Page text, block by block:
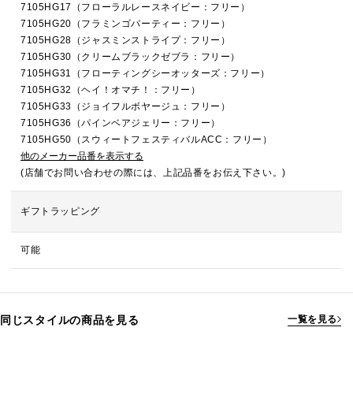
7105HG17（フローラルレースネイビー：フリー）
7105HG20（フラミンゴパーティー：フリー）
7105HG28（ジャスミンストライプ：フリー）
7105HG30（クリームブラックゼブラ：フリー）
7105HG31（フローティングシーオッターズ：フリー）
7105HG32（ヘイ！オマチ！：フリー）
7105HG33（ジョイフルボヤージュ：フリー）
7105HG36（パインベアジェリー：フリー）
7105HG50（スウィートフェスティバルACC：フリー）
他のメーカー品番を表示する
(店舗でお問い合わせの際には、上記品番をお伝え下さい。)
ギフトラッピング
可能
同じスタイルの商品を見る 一覧を見る